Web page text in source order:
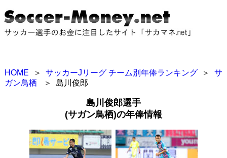
HOME ＞ サッカーJリーグ チーム別年俸ランキング ＞
サ
ガン鳥栖
＞ 島川俊郎
島川俊郎選手
(サガン鳥栖)の年俸情報